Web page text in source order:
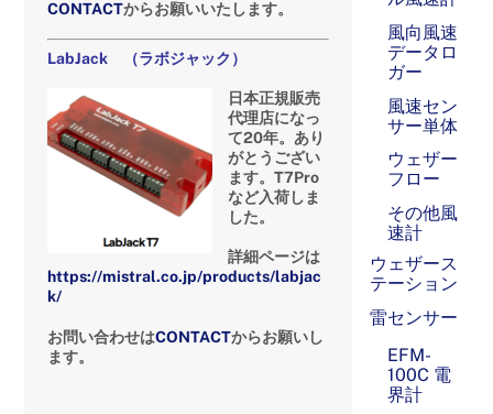
CONTACTからお願いいたします。
LabJack （ラボジャック）
日本正規販売
代理店になっ
て20年。あり
がとうござい
ます。T7Pro
など入荷しま
した。
詳細ページは
https://mistral.co.jp/products/labjac
k/
お問い合わせはCONTACTからお願いし
ます。
風向風速
データロ
ガー
風速セン
サー単体
ウェザー
フロー
その他風
速計
ウェザース
テーション
雷センサー
EFM-
100C 電
界計